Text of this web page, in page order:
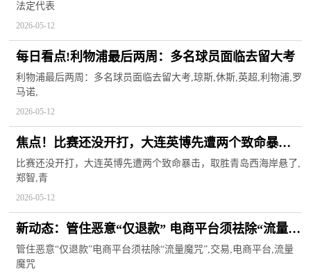
法定代表
2026-05-12
每日看点!利物浦最后两周：多名球员面临去留大考
利物浦最后两周：多名球员面临去留大考,琼斯,休斯,英超,利物浦,罗
马诺,
2026-05-12
焦点！比赛还没开打，大连英博先遭两个致命暴
击，取胜青岛西海岸悬了
比赛还没开打，大连英博先遭两个致命暴击，取胜青岛西海岸悬了,
郑智,青
2026-05-12
新动态：管住恶意“仅退款” 电商平台须祛除“流量魔
咒”
管住恶意“仅退款”电商平台须祛除“流量魔咒”,交易,电商平台,流量
魔咒